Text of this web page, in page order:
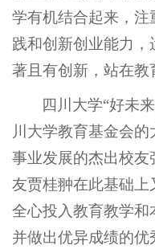
学有机结合起来，
践和创新创业能力
著且有创新，站在教
四川大学“好未
川大学教育基金会
事业发展的杰出校
友贾桂翀在此基础
全心投入教育教学和
并做出优异成绩的优